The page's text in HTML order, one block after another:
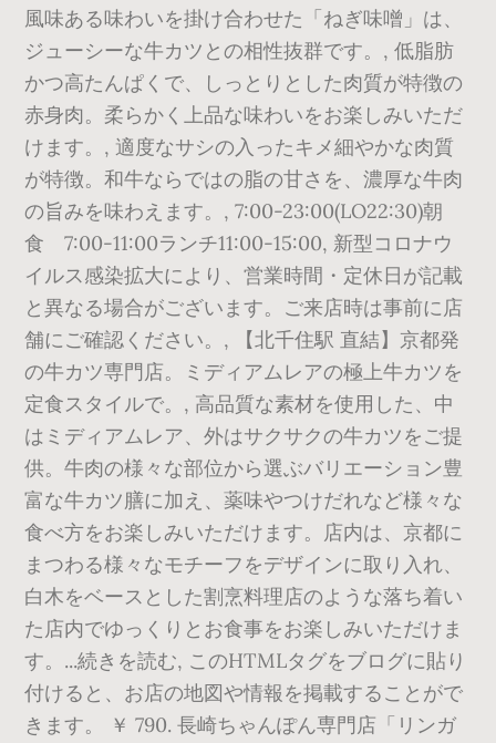
風味ある味わいを掛け合わせた「ねぎ味噌」は、
ジューシーな牛カツとの相性抜群です。, 低脂肪
かつ高たんぱくで、しっとりとした肉質が特徴の
赤身肉。柔らかく上品な味わいをお楽しみいただ
けます。, 適度なサシの入ったキメ細やかな肉質
が特徴。和牛ならではの脂の甘さを、濃厚な牛肉
の旨みを味わえます。, 7:00-23:00(LO22:30)朝
食 7:00-11:00ランチ11:00-15:00, 新型コロナウ
イルス感染拡大により、営業時間・定休日が記載
と異なる場合がございます。ご来店時は事前に店
舗にご確認ください。, 【北千住駅 直結】京都発
の牛カツ専門店。ミディアムレアの極上牛カツを
定食スタイルで。, 高品質な素材を使用した、中
はミディアムレア、外はサクサクの牛カツをご提
供。牛肉の様々な部位から選ぶバリエーション豊
富な牛カツ膳に加え、薬味やつけだれなど様々な
食べ方をお楽しみいただけます。店内は、京都に
まつわる様々なモチーフをデザインに取り入れ、
白木をベースとした割烹料理店のような落ち着い
た店内でゆっくりとお食事をお楽しみいただけま
す。...続きを読む, このHTMLタグをブログに貼り
付けると、お店の地図や情報を掲載することがで
きます。 ￥ 790. 長崎ちゃんぽん専門店「リンガ